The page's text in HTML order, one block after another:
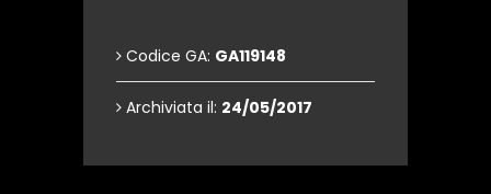
Codice GA: GA119148
Archiviata il: 24/05/2017